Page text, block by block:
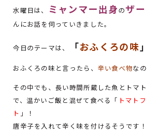
水曜日は、
ミャンマー出身のザ
んにお話を伺っていきました。
今日のテーマは、 「おふくろの味
おふくろの味と言ったら、 辛い食べ物な
その中でも、長い時間所蔵した魚とトマ
で、温かいご飯と混ぜて食べる「 トマト
ト 」！
唐辛子を入れて辛く味を付けるそうです！